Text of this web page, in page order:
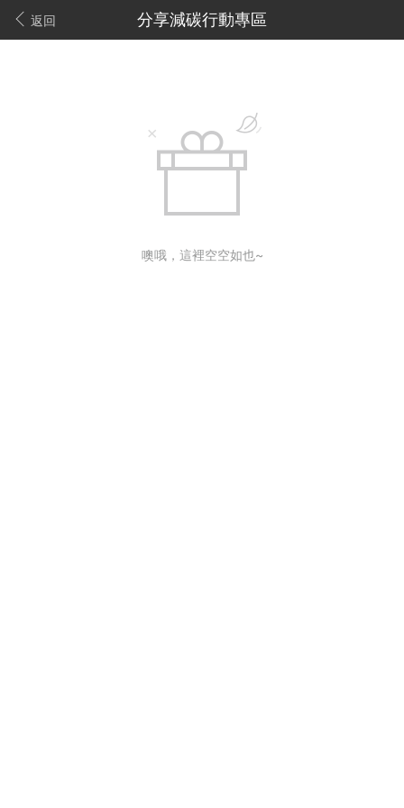
返回 分享減碳行動專區
噢哦，這裡空空如也~